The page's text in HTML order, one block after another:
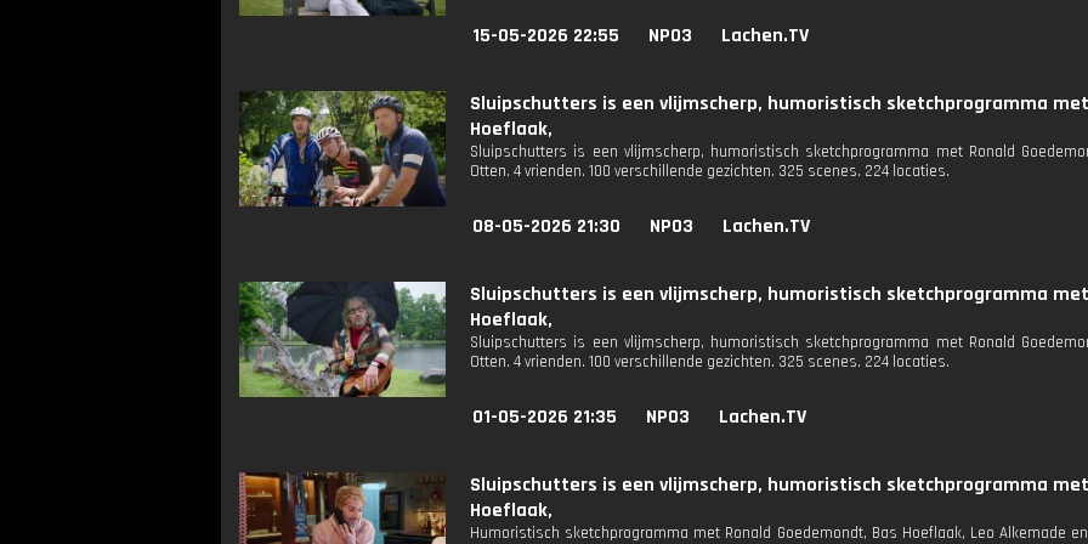
15-05-2026 22:55 NPO3 Lachen.TV
Sluipschutters is een vlijmscherp, humoristisch sketchprogramma
Hoeflaak,
Sluipschutters is een vlijmscherp, humoristisch sketchprogramma met Ronald
Otten. 4 vrienden. 100 verschillende gezichten. 325 scenes. 224 locaties.
08-05-2026 21:30 NPO3 Lachen.TV
Sluipschutters is een vlijmscherp, humoristisch sketchprogramma
Hoeflaak,
Sluipschutters is een vlijmscherp, humoristisch sketchprogramma met Ronald
Otten. 4 vrienden. 100 verschillende gezichten. 325 scenes. 224 locaties.
01-05-2026 21:35 NPO3 Lachen.TV
Sluipschutters is een vlijmscherp, humoristisch sketchprogramma
Hoeflaak,
Humoristisch sketchprogramma met Ronald Goedemondt, Bas Hoeflaak, Leo Alkemade